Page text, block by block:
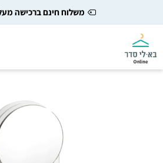
משלוח חינם ברכישה מעל 400 ש"ח